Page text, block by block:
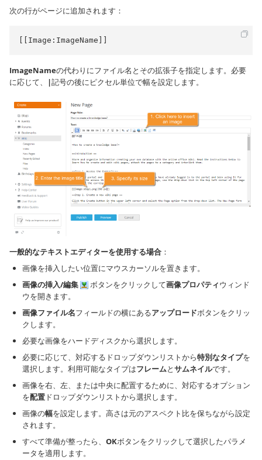
次の行がページに追加されます：
[[Image:ImageName]]
ImageNameの代わりにファイル名とその拡張子を指定します。必要
に応じて、
|記号の後にピクセル単位で幅を設定します。
一般的なテキストエディターを使用する場合 ：
画像を挿入したい位置にマウスカーソルを置きます。
画像の挿入/編集
ボタンをクリックして画像プロパティウィンド
ウを開きます。
画像ファイル名フィールドの横にあるアップロードボタンをクリッ
クします。
必要な画像をハードディスクから選択します。
必要に応じて、対応するドロップダウンリストから特別なタイプを
選択します。利用可能なタイプはフレームとサムネイルです。
画像を右、左、または中央に配置するために、対応するオプション
を配置 ドロップダウンリストから選択します。
画像の幅を設定します。高さは元のアスペクト比を保ちながら設定
されます。
すべて準備が整ったら、 OKボタンをクリックして選択したパラメ
ータを適用します。